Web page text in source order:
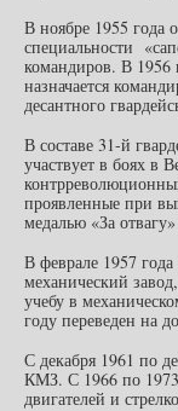
В ноябре 1955
специальности
командиров. В 1956
назначается
десантного
В составе 31-й
участвует в боях в
проявленные при
медалью «За
В феврале 1957
механический
учебу в
году переведен на
С декабря 1961 по
КМЗ. С 1966 по 1973
двигателей и